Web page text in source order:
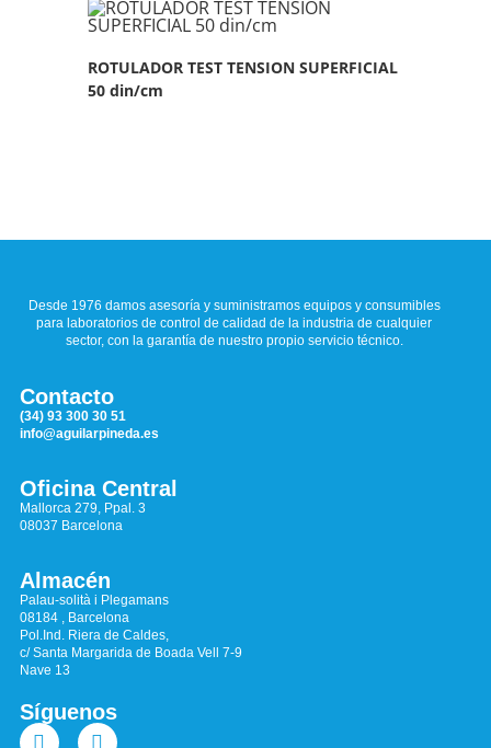
ROTULADOR TEST TENSION SUPERFICIAL
50 din/cm
Desde 1976 damos asesoría y suministramos equipos y consumibles
para laboratorios de control de calidad de la industria de cualquier
sector, con la garantía de nuestro propio servicio técnico.
Contacto
(34) 93 300 30 51
info@aguilarpineda.es
Oficina Central
Mallorca 279, Ppal. 3
08037 Barcelona
Almacén
Palau-solità i Plegamans
08184 , Barcelona
Pol.Ind. Riera de Caldes,
c/ Santa Margarida de Boada Vell 7-9
Nave 13
Síguenos